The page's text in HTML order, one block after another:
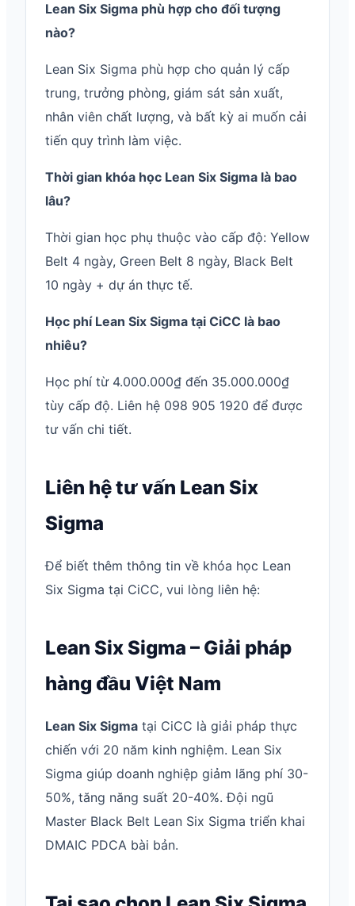
Lean Six Sigma phù hợp cho đối tượng
nào?
Lean Six Sigma phù hợp cho quản lý cấp
trung, trưởng phòng, giám sát sản xuất,
nhân viên chất lượng, và bất kỳ ai muốn cải
tiến quy trình làm việc.
Thời gian khóa học Lean Six Sigma là bao
lâu?
Thời gian học phụ thuộc vào cấp độ: Yellow
Belt 4 ngày, Green Belt 8 ngày, Black Belt
10 ngày + dự án thực tế.
Học phí Lean Six Sigma tại CiCC là bao
nhiêu?
Học phí từ 4.000.000₫ đến 35.000.000₫
tùy cấp độ. Liên hệ 098 905 1920 để được
tư vấn chi tiết.
Liên hệ tư vấn Lean Six
Sigma
Để biết thêm thông tin về khóa học Lean
Six Sigma tại CiCC, vui lòng liên hệ:
Lean Six Sigma – Giải pháp
hàng đầu Việt Nam
Lean Six Sigma tại CiCC là giải pháp thực
chiến với 20 năm kinh nghiệm. Lean Six
Sigma giúp doanh nghiệp giảm lãng phí 30-
50%, tăng năng suất 20-40%. Đội ngũ
Master Black Belt Lean Six Sigma triển khai
DMAIC PDCA bài bản.